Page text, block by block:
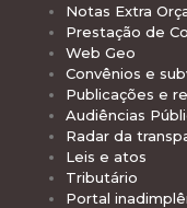
Notas Extra
Prestação de
Web Geo
Convênios e
Publicações e
Audiências
Radar da
Leis e atos
Tributário
Portal